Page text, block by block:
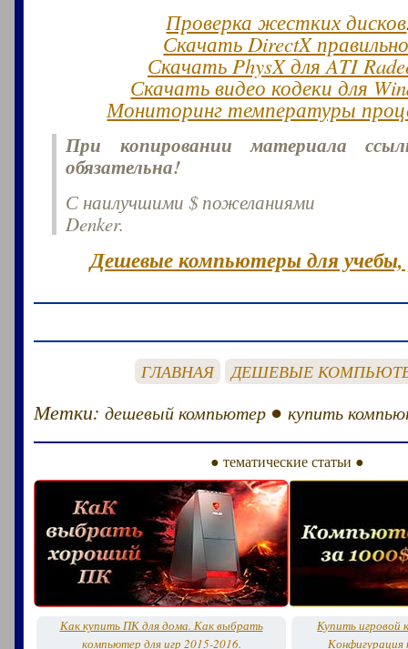
Проверка жестких дисков
Скачать DirectX
Скачать PhysX для ATI
Скачать видео кодеки для
Мониторинг температуры
При копировании материала
обязательна!
С наилучшими $ пожеланиями
Denker.
Дешевые компьютеры для
ГЛАВНАЯ ДЕШЕВЫЕ
Метки:дешевый компьютер ●купить
● тематические статьи ●
Как купить ПК для дома. Как выбрать
компьютер для игр 2015-2016.
Купить игровой